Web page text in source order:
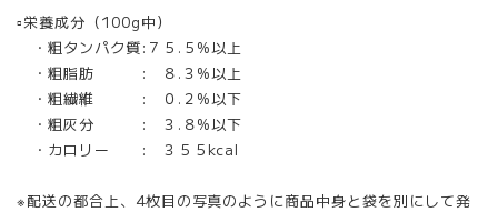
▫︎栄養成分（100g中）
・粗タンパク質:７５.５%以上
・粗脂肪 : ８.３%以上
・粗繊維 : ０.２%以下
・粗灰分 : ３.８%以下
・カロリー : ３５５kcal
※配送の都合上、4枚目の写真のように商品中身と袋を別にして発